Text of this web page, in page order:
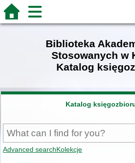
Biblioteka
Stosowanych w
Katalog
Katalog
Advanced searchKolekcje